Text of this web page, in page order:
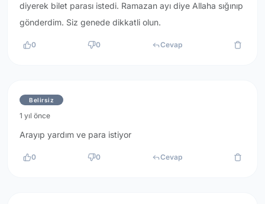
diyerek bilet parası istedi. Ramazan ayı diye Allaha sığınıp
gönderdim. Siz genede dikkatli olun.
0 0 Cevap
Belirsiz
1 yıl önce
Arayıp yardım ve para istiyor
0 0 Cevap